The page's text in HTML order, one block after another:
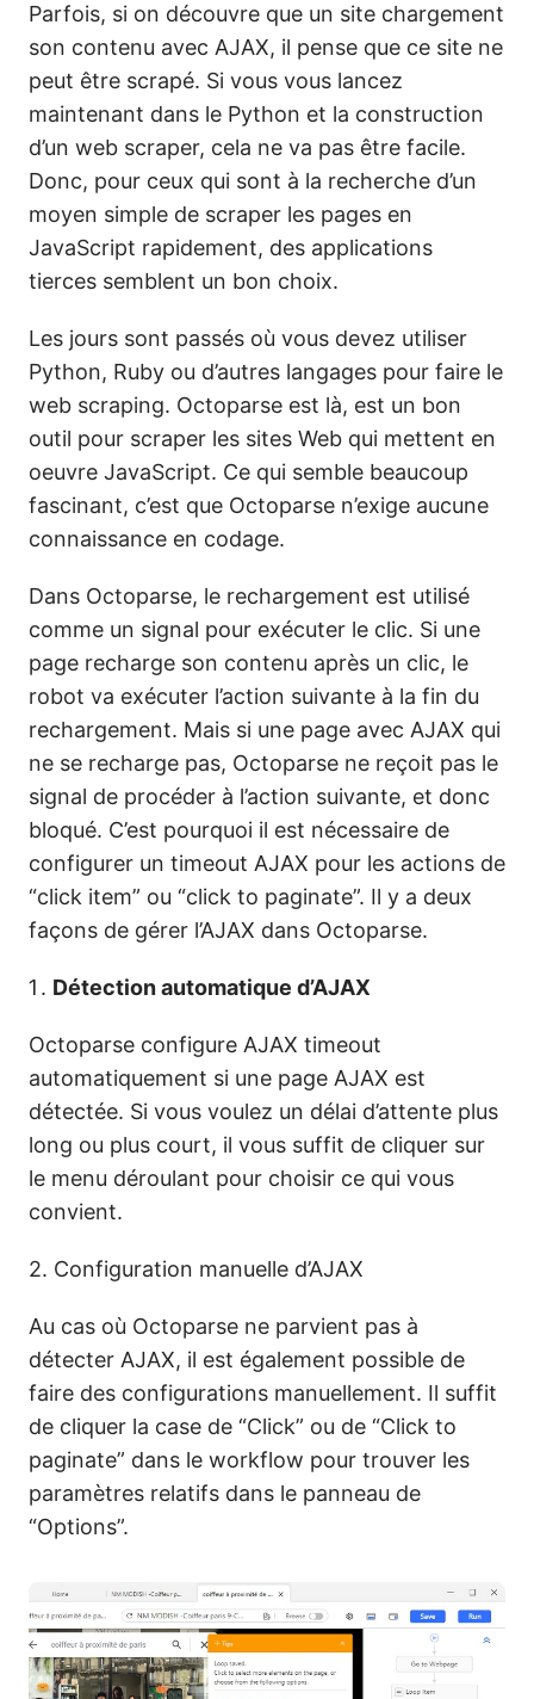
Parfois, si on découvre que un site chargement
son contenu avec AJAX, il pense que ce site ne
peut être scrapé. Si vous vous lancez
maintenant dans le Python et la construction
d’un web scraper, cela ne va pas être facile.
Donc, pour ceux qui sont à la recherche d’un
moyen simple de scraper les pages en
JavaScript rapidement, des applications
tierces semblent un bon choix.
Les jours sont passés où vous devez utiliser
Python, Ruby ou d’autres langages pour faire le
web scraping. Octoparse est là, est un bon
outil pour scraper les sites Web qui mettent en
oeuvre JavaScript. Ce qui semble beaucoup
fascinant, c’est que Octoparse n’exige aucune
connaissance en codage.
Dans Octoparse, le rechargement est utilisé
comme un signal pour exécuter le clic. Si une
page recharge son contenu après un clic, le
robot va exécuter l’action suivante à la fin du
rechargement. Mais si une page avec AJAX qui
ne se recharge pas, Octoparse ne reçoit pas le
signal de procéder à l’action suivante, et donc
bloqué. C’est pourquoi il est nécessaire de
configurer un timeout AJAX pour les actions de
“click item” ou “click to paginate”. Il y a deux
façons de gérer l’AJAX dans Octoparse.
Détection automatique d’AJAX
Octoparse configure AJAX timeout
automatiquement si une page AJAX est
détectée. Si vous voulez un délai d’attente plus
long ou plus court, il vous suffit de cliquer sur
le menu déroulant pour choisir ce qui vous
convient.
2. Configuration manuelle d’AJAX
Au cas où Octoparse ne parvient pas à
détecter AJAX, il est également possible de
faire des configurations manuellement. Il suffit
de cliquer la case de “Click” ou de “Click to
paginate” dans le workflow pour trouver les
paramètres relatifs dans le panneau de
“Options”.